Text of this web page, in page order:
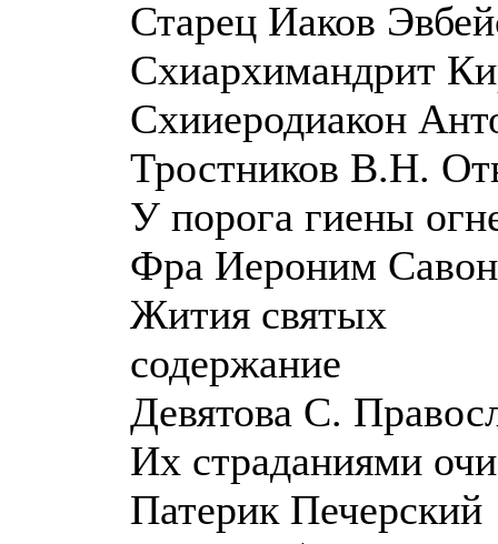
Старец Иаков
Схиархимандрит
Схииеродиакон
Тростников В.Н.
У порога гиены
Фра Иероним
Жития святых
содержание
Девятова С.
Их страданиями
Патерик Печерский